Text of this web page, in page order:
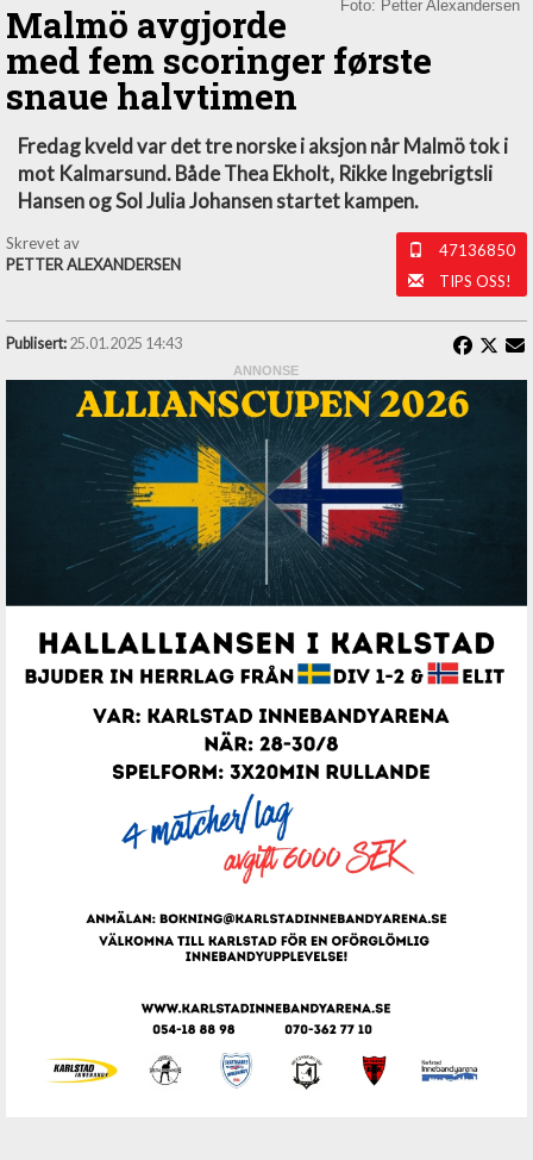
Foto: Petter Alexandersen
Malmö avgjorde
med fem scoringer første
snaue halvtimen
Fredag kveld var det tre norske i aksjon når Malmö tok i
mot Kalmarsund. Både Thea Ekholt, Rikke Ingebrigtsli
Hansen og Sol Julia Johansen startet kampen.
Skrevet av
PETTER ALEXANDERSEN
47136850
TIPS OSS!
Publisert: 25.01.2025 14:43